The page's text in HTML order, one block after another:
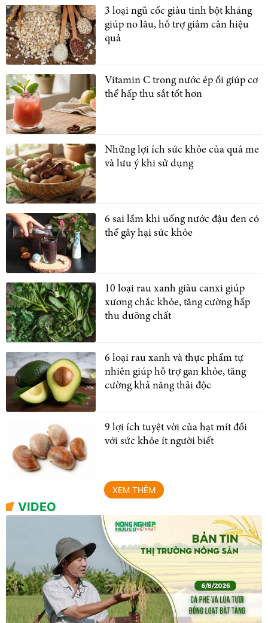
3 loại ngũ cốc giàu tinh bột kháng
giúp no lâu, hỗ trợ giảm cân hiệu
quả
Vitamin C trong nước ép ổi giúp cơ
thể hấp thu sắt tốt hơn
Những lợi ích sức khỏe của quả me
và lưu ý khi sử dụng
6 sai lầm khi uống nước đậu đen có
thể gây hại sức khỏe
10 loại rau xanh giàu canxi giúp
xương chắc khỏe, tăng cường hấp
thu dưỡng chất
6 loại rau xanh và thực phẩm tự
nhiên giúp hỗ trợ gan khỏe, tăng
cường khả năng thải độc
9 lợi ích tuyệt vời của hạt mít đối
với sức khỏe ít người biết
XEM THÊM
VIDEO